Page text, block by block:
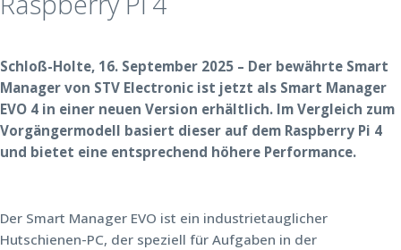
Schloß-Holte, 16. September 2025 – Der bewährte Smart
Manager von STV Electronic ist jetzt als Smart Manager
EVO 4 in einer neuen Version erhältlich. Im Vergleich zum
Vorgängermodell basiert dieser auf dem Raspberry Pi 4
und bietet eine entsprechend höhere Performance.
Der Smart Manager EVO ist ein industrietauglicher
Hutschienen-PC, der speziell für Aufgaben in der